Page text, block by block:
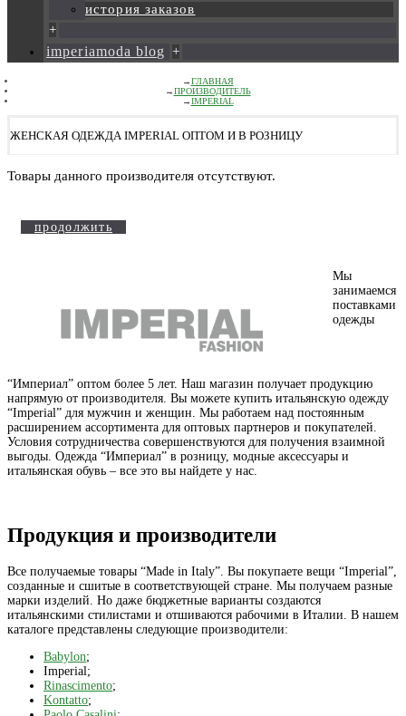
история заказов
+
imperiamoda blog +
ГЛАВНАЯ
ПРОИЗВОДИТЕЛЬ
IMPERIAL
ЖЕНСКАЯ ОДЕЖДА IMPERIAL ОПТОМ И В РОЗНИЦУ
Товары данного производителя отсутствуют.
продолжить
Мы
занимаемся
поставками
одежды
“Империал” оптом более 5 лет. Наш магазин получает продукцию
напрямую от производителя. Вы можете купить итальянскую одежду
“Imperial” для мужчин и женщин. Мы работаем над постоянным
расширением ассортимента для оптовых партнеров и покупателей.
Условия сотрудничества совершенствуются для получения взаимной
выгоды. Одежда “Империал” в розницу, модные аксессуары и
итальянская обувь – все это вы найдете у нас.
Продукция и производители
Все получаемые товары “Made in Italy”. Вы покупаете вещи “Imperial”,
созданные и сшитые в соответствующей стране. Мы получаем разные
марки изделий. Но даже бюджетные варианты создаются
итальянскими стилистами и отшиваются рабочими в Италии. В нашем
каталоге представлены следующие производители:
Babylon;
Imperial;
Rinascimento;
Kontatto;